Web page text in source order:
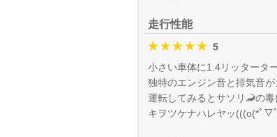
走行性能
5
小さい車体に1.4リッタータ
独特のエンジン音と排気音
運転してみるとサソリ🦂の
キヲツケナハレヤッ(((o(*ﾟ▽